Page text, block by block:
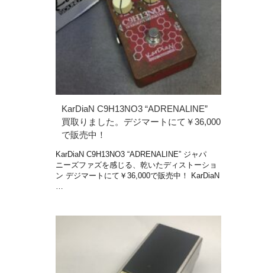
KarDiaN C9H13NO3 “ADRENALINE”
買取りました。デジマートにて￥36,000
で販売中！
KarDiaN C9H13NO3 “ADRENALINE” ジャパ
ニーズファズを感じる、乾いたディストーショ
ン デジマートにて￥36,000で販売中！ KarDiaN